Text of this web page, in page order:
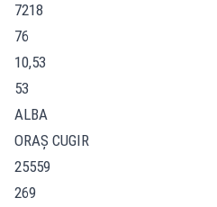
7218
76
10,53
53
ALBA
ORAŞ CUGIR
25559
269